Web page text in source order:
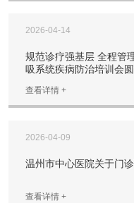
2026-04-14
规范诊疗强基层 全程
吸系统疾病防治培训会
查看详情 +
2026-04-09
温州市中心医院关于门
查看详情 +